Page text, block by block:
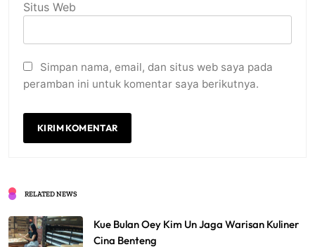
Situs Web
Simpan nama, email, dan situs web saya pada
peramban ini untuk komentar saya berikutnya.
RELATED NEWS
Kue Bulan Oey Kim Un Jaga Warisan Kuliner
Cina Benteng